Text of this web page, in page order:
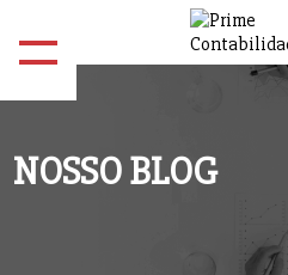
NOSSO BLOG